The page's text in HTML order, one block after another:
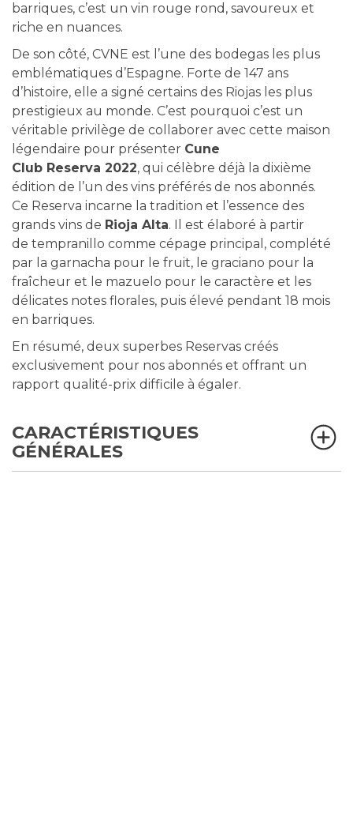
barriques, c’est un vin rouge rond, savoureux et
riche en nuances.
De son côté, CVNE est l’une des bodegas les plus
emblématiques d’Espagne. Forte de 147 ans
d’histoire, elle a signé certains des Riojas les plus
prestigieux au monde. C’est pourquoi c’est un
véritable privilège de collaborer avec cette maison
légendaire pour présenter Cune
Club Reserva 2022, qui célèbre déjà la dixième
édition de l’un des vins préférés de nos abonnés.
Ce Reserva incarne la tradition et l’essence des
grands vins de Rioja Alta. Il est élaboré à partir
de tempranillo comme cépage principal, complété
par la garnacha pour le fruit, le graciano pour la
fraîcheur et le mazuelo pour le caractère et les
délicates notes florales, puis élevé pendant 18 mois
en barriques.
En résumé, deux superbes Reservas créés
exclusivement pour nos abonnés et offrant un
rapport qualité-prix difficile à égaler.
CARACTÉRISTIQUES
GÉNÉRALES